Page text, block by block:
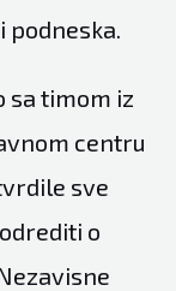
podneska.
sa timom iz
centru
sve
o